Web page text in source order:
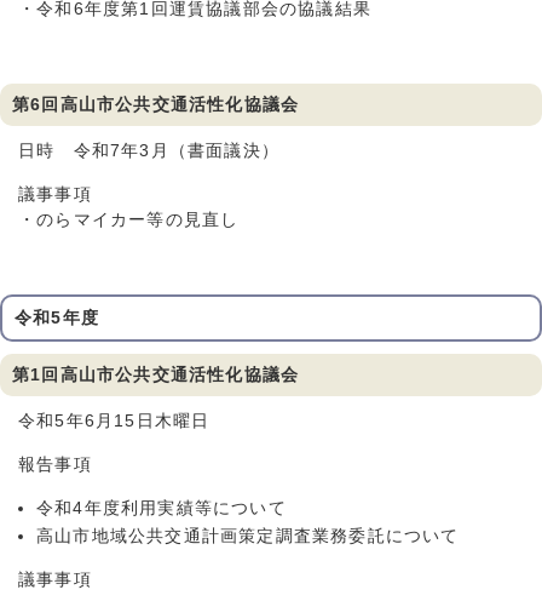
・令和6年度第1回運賃協議部会の協議結果
第6回高山市公共交通活性化協議会
日時 令和7年3月（書面議決）
議事事項
・のらマイカー等の見直し
令和5年度
第1回高山市公共交通活性化協議会
令和5年6月15日木曜日
報告事項
令和4年度利用実績等について
高山市地域公共交通計画策定調査業務委託について
議事事項